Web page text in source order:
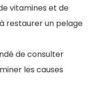
vitamines et de
restaurer un pelage
de consulter
les causes